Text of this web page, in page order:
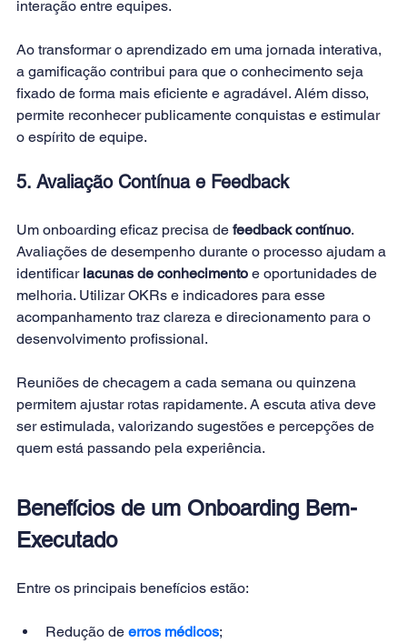
interação entre equipes.
Ao transformar o aprendizado em uma jornada interativa,
a gamificação contribui para que o conhecimento seja
fixado de forma mais eficiente e agradável. Além disso,
permite reconhecer publicamente conquistas e estimular
o espírito de equipe.
5. Avaliação Contínua e Feedback
Um onboarding eficaz precisa de feedback contínuo.
Avaliações de desempenho durante o processo ajudam a
identificar lacunas de conhecimento e oportunidades de
melhoria. Utilizar OKRs e indicadores para esse
acompanhamento traz clareza e direcionamento para o
desenvolvimento profissional.
Reuniões de checagem a cada semana ou quinzena
permitem ajustar rotas rapidamente. A escuta ativa deve
ser estimulada, valorizando sugestões e percepções de
quem está passando pela experiência.
Benefícios de um Onboarding Bem-
Executado
Entre os principais benefícios estão:
Redução de erros médicos;